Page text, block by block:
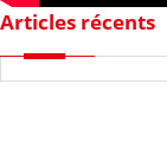
Articles récents